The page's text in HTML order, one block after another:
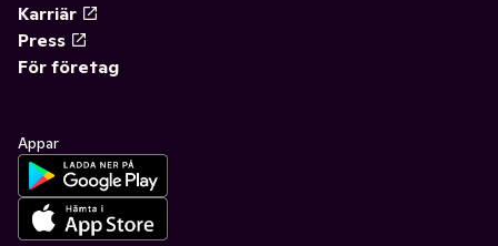
Karriär
Press
För företag
Appar